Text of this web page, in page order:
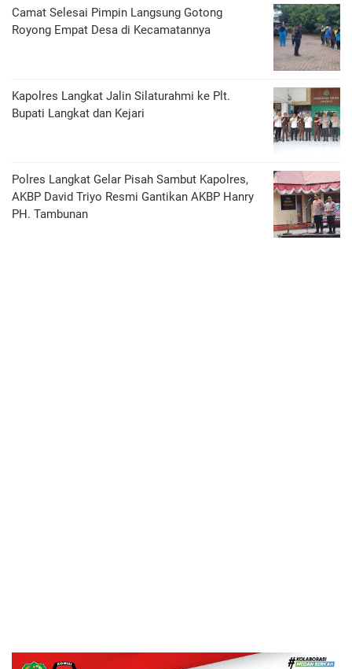
Camat Selesai Pimpin Langsung Gotong
Royong Empat Desa di Kecamatannya
Kapolres Langkat Jalin Silaturahmi ke Plt.
Bupati Langkat dan Kejari
Polres Langkat Gelar Pisah Sambut Kapolres,
AKBP David Triyo Resmi Gantikan AKBP Hanry
PH. Tambunan